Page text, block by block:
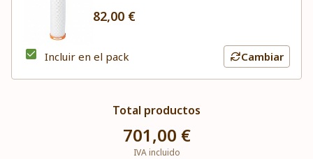
82,00 €
Incluir en el pack Cambiar
Total productos
701,00 €
IVA incluido